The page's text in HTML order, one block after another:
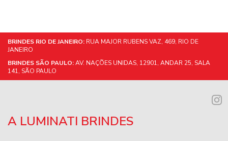
BRINDES RIO DE JANEIRO: RUA MAJOR RUBENS VAZ, 469, RIO DE
JANEIRO
BRINDES SÃO PAULO:AV. NAÇÕES UNIDAS, 12901, ANDAR 25, SALA
141, SÃO PAULO
A LUMINATI BRINDES